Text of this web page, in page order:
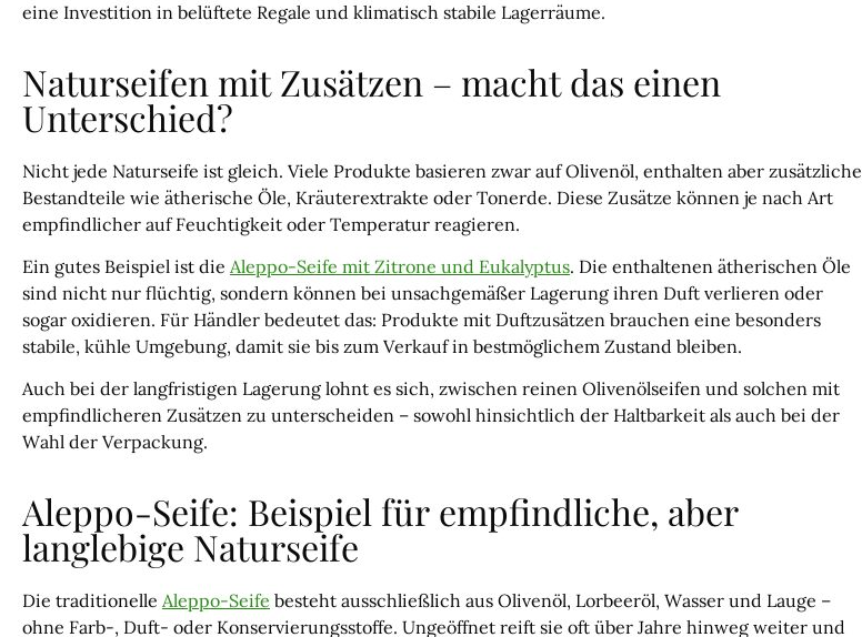
eine Investition in belüftete Regale und klimatisch stabile Lagerräume.
Naturseifen mit Zusätzen – macht das einen
Unterschied?
Nicht jede Naturseife ist gleich. Viele Produkte basieren zwar auf Olivenöl, enthalten aber zusätzliche
Bestandteile wie ätherische Öle, Kräuterextrakte oder Tonerde. Diese Zusätze können je nach Art
empfindlicher auf Feuchtigkeit oder Temperatur reagieren.
Ein gutes Beispiel ist die Aleppo-Seife mit Zitrone und Eukalyptus. Die enthaltenen ätherischen Öle
sind nicht nur flüchtig, sondern können bei unsachgemäßer Lagerung ihren Duft verlieren oder
sogar oxidieren. Für Händler bedeutet das: Produkte mit Duftzusätzen brauchen eine besonders
stabile, kühle Umgebung, damit sie bis zum Verkauf in bestmöglichem Zustand bleiben.
Auch bei der langfristigen Lagerung lohnt es sich, zwischen reinen Olivenölseifen und solchen mit
empfindlicheren Zusätzen zu unterscheiden – sowohl hinsichtlich der Haltbarkeit als auch bei der
Wahl der Verpackung.
Aleppo-Seife: Beispiel für empfindliche, aber
langlebige Naturseife
Die traditionelle Aleppo-Seife besteht ausschließlich aus Olivenöl, Lorbeeröl, Wasser und Lauge –
ohne Farb-, Duft- oder Konservierungsstoffe. Ungeöffnet reift sie oft über Jahre hinweg weiter und